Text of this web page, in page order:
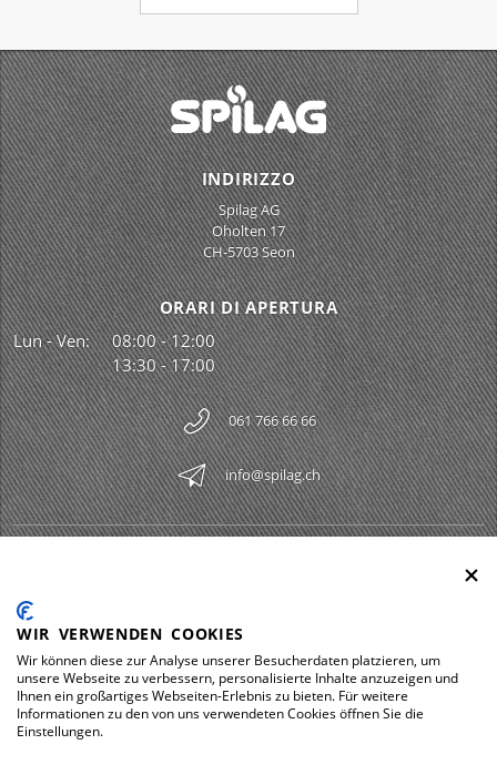
INDIRIZZO
Spilag AG
Oholten 17
CH-5703 Seon
ORARI DI APERTURA
Lun - Ven:
08:00 - 12:00
13:30 - 17:00
061 766 66 66
info@spilag.ch
LEGAL
DOWNLOADS
WIR VERWENDEN COOKIES
Wir können diese zur Analyse unserer Besucherdaten platzieren, um
unsere Webseite zu verbessern, personalisierte Inhalte anzuzeigen und
Ihnen ein großartiges Webseiten-Erlebnis zu bieten. Für weitere
Informationen zu den von uns verwendeten Cookies öffnen Sie die
Einstellungen.